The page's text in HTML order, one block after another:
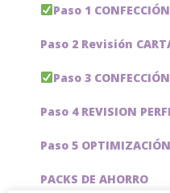
Paso 1
Paso 2 Revisión
Paso 3
Paso 4 REVISION
Paso 5
PACKS DE AHORRO